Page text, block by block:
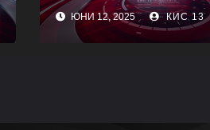
ЮНИ 12, 2025 КИС 13